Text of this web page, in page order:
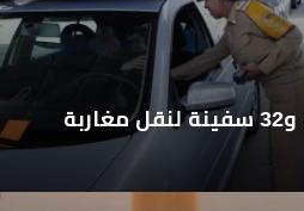
مرحبا 2024.. 200 شركة و32 سفينة لنقل مغاربة